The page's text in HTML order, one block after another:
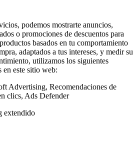
podemos mostrarte anuncios,
o promociones de descuentos para
basados en tu comportamiento
adaptados a tus intereses, y medir su
utilizamos los siguientes
en este sitio web:
Advertising, Recomendaciones de
clics, Ads Defender
extendido